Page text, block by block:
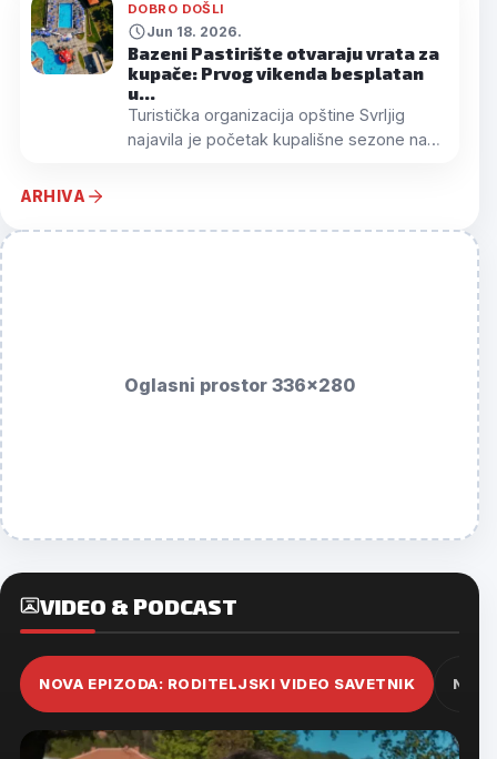
DOBRO DOŠLI
Jun 18. 2026.
Bazeni Pastirište otvaraju vrata za
kupače: Prvog vikenda besplatan
u…
Turistička organizacija opštine Svrljig
najavila je početak kupališne sezone na
ARHIVA
Oglasni prostor 336x280
VIDEO & PODCAST
NOVA EPIZODA: RODITELJSKI VIDEO SAVETNIK